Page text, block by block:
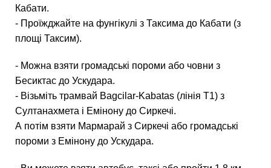
Кабати.
- Проїжджайте на фунгікулі з Таксима до Кабати (з
площі Таксим).
- Можна взяти громадські пороми або човни з
Бесиктас до Ускудара.
- Візьміть трамвай Bagcilar-Kabatas (лінія T1) з
Султанахмета і Емінону до Сиркечі.
А потім взяти Мармарай з Сиркечі або громадські
пороми з Емінону до Ускудара.